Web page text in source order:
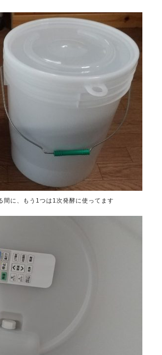
に、もう1つは1次発酵に使ってます